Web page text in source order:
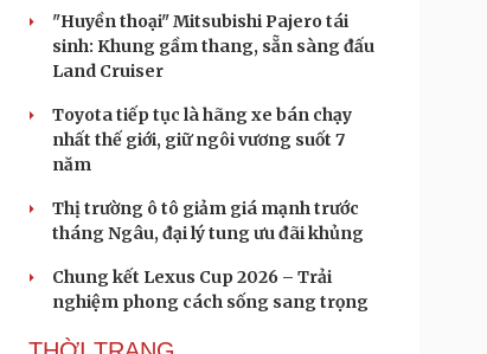
Cửa sổ tình yêu
Kể chuyện cho bé
Hạt giống tâm hồn
"Huyền thoại" Mitsubishi Pajero tái
sinh: Khung gầm thang, sẵn sàng đấu
Land Cruiser
Toyota tiếp tục là hãng xe bán chạy
nhất thế giới, giữ ngôi vương suốt 7
năm
Thị trường ô tô giảm giá mạnh trước
tháng Ngâu, đại lý tung ưu đãi khủng
Chung kết Lexus Cup 2026 – Trải
nghiệm phong cách sống sang trọng